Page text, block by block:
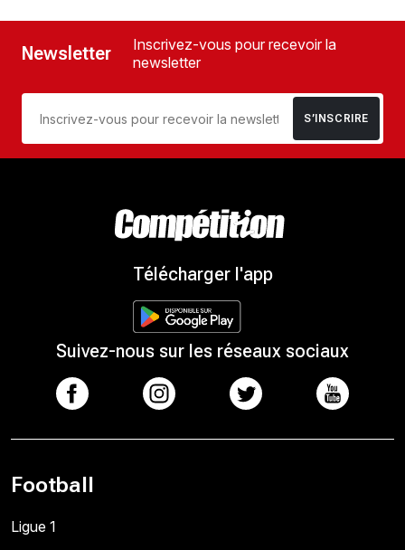
Newsletter
Inscrivez-vous pour recevoir la
newsletter
S’INSCRIRE
Télécharger l'app
Suivez-nous sur les réseaux sociaux
Football
Ligue 1